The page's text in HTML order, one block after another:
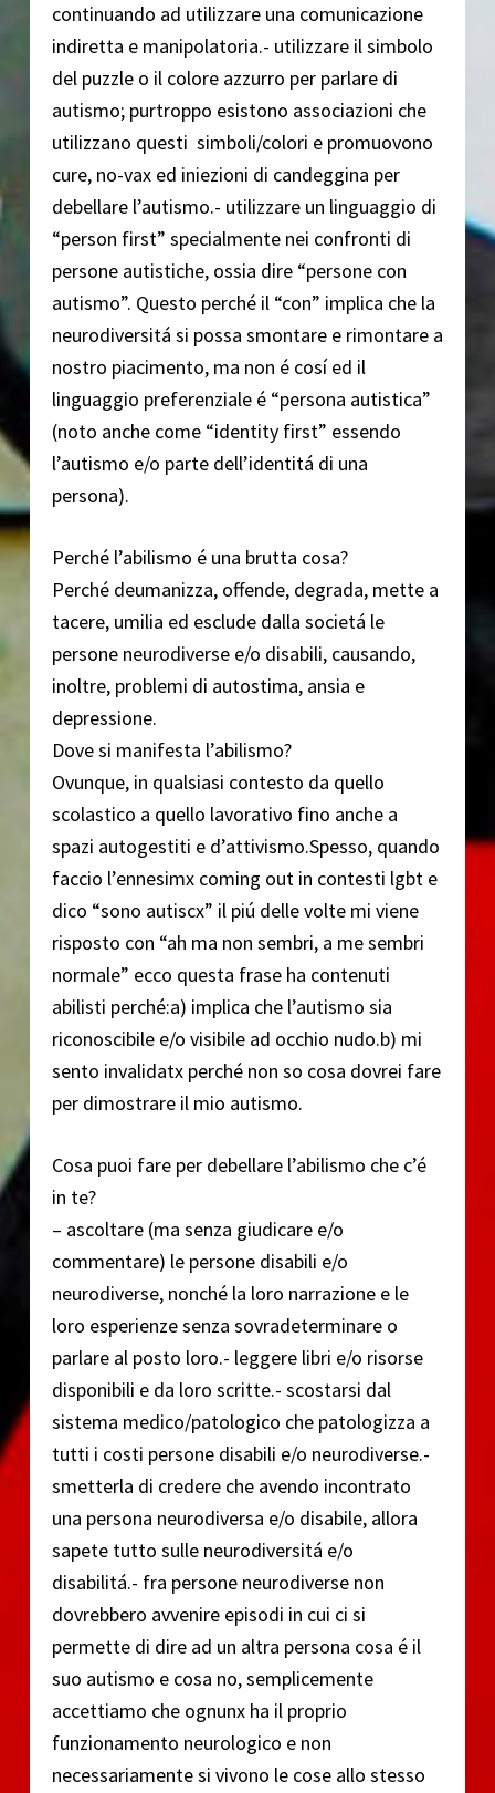
continuando ad utilizzare una comunicazione
indiretta e manipolatoria.- utilizzare il simbolo
del puzzle o il colore azzurro per parlare di
autismo; purtroppo esistono associazioni che
utilizzano questi simboli/colori e promuovono
cure, no-vax ed iniezioni di candeggina per
debellare l’autismo.- utilizzare un linguaggio di
“person first” specialmente nei confronti di
persone autistiche, ossia dire “persone con
autismo”. Questo perché il “con” implica che la
neurodiversitá si possa smontare e rimontare a
nostro piacimento, ma non é cosí ed il
linguaggio preferenziale é “persona autistica”
(noto anche come “identity first” essendo
l’autismo e/o parte dell’identitá di una
persona).
Perché l’abilismo é una brutta cosa?
Perché deumanizza, offende, degrada, mette a
tacere, umilia ed esclude dalla societá le
persone neurodiverse e/o disabili, causando,
inoltre, problemi di autostima, ansia e
depressione.
Dove si manifesta l’abilismo?
Ovunque, in qualsiasi contesto da quello
scolastico a quello lavorativo fino anche a
spazi autogestiti e d’attivismo.Spesso, quando
faccio l’ennesimx coming out in contesti lgbt e
dico “sono autiscx” il piú delle volte mi viene
risposto con “ah ma non sembri, a me sembri
normale” ecco questa frase ha contenuti
abilisti perché:a) implica che l’autismo sia
riconoscibile e/o visibile ad occhio nudo.b) mi
sento invalidatx perché non so cosa dovrei fare
per dimostrare il mio autismo.
Cosa puoi fare per debellare l’abilismo che c’é
in te?
– ascoltare (ma senza giudicare e/o
commentare) le persone disabili e/o
neurodiverse, nonché la loro narrazione e le
loro esperienze senza sovradeterminare o
parlare al posto loro.- leggere libri e/o risorse
disponibili e da loro scritte.- scostarsi dal
sistema medico/patologico che patologizza a
tutti i costi persone disabili e/o neurodiverse.-
smetterla di credere che avendo incontrato
una persona neurodiversa e/o disabile, allora
sapete tutto sulle neurodiversitá e/o
disabilitá.- fra persone neurodiverse non
dovrebbero avvenire episodi in cui ci si
permette di dire ad un altra persona cosa é il
suo autismo e cosa no, semplicemente
accettiamo che ognunx ha il proprio
funzionamento neurologico e non
necessariamente si vivono le cose allo stesso